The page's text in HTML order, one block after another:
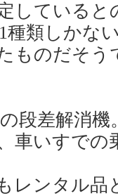
していると
種類しかな
ものだそう
段差解消機
車いすでの
レンタル品